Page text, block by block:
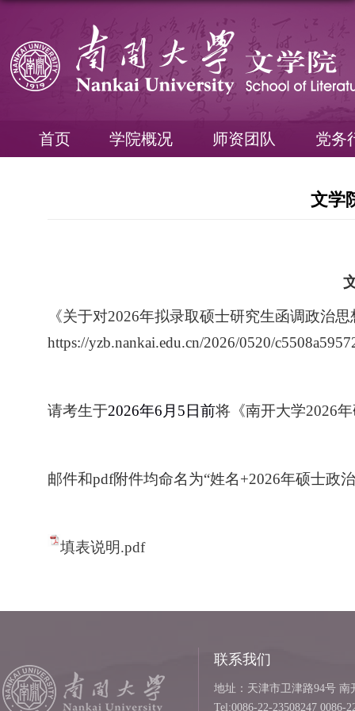
首页 学院概况 师资团队 党务
文学
《关于对2026年拟录取硕士研究生函调政治
https://yzb.nankai.edu.cn/2026/0520/
请考生于2026年6月5日前将《南开大学2026
邮件和pdf附件均命名为“姓名+2026年硕士政
填表说明.pdf
联系我们
地址：天津市卫津路94号 南
Tel:0086-22-23508247 0086-